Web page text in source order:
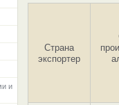
и
Страна
экспортер